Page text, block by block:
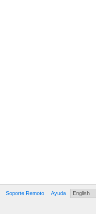
Soporte Remoto Ayuda